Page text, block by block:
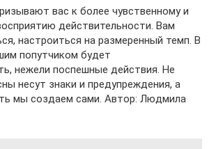
вас к более чувственному и
действительности. Вам
настроиться на размеренный темп. В
попутчиком будет
нежели поспешные действия. Не
несут знаки и предупреждения, а
мы создаем сами. Автор: Людмила